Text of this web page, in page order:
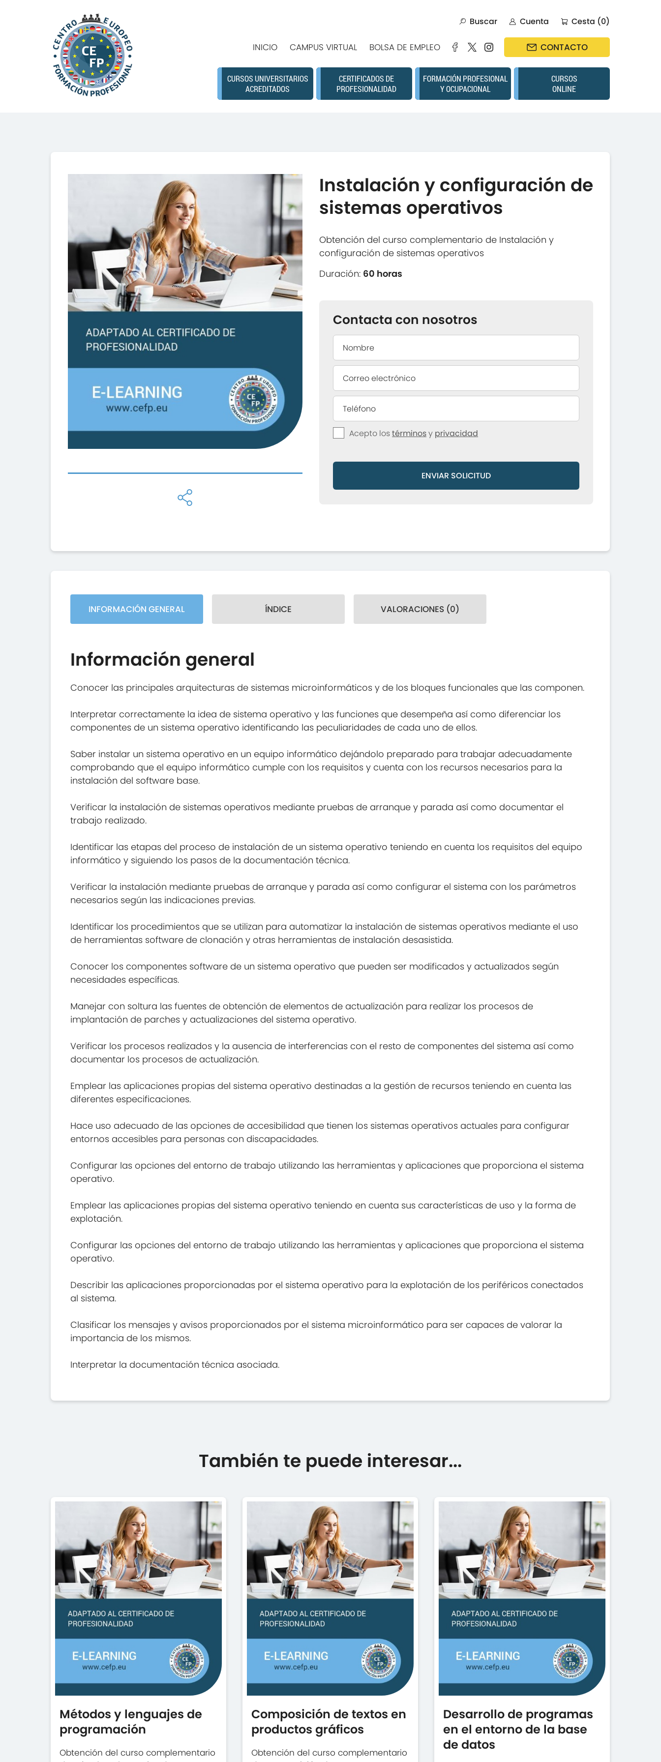
Buscar Cuenta Cesta (0)
INICIO CAMPUS VIRTUAL BOLSA DE EMPLEO CONTACTO
CURSOS UNIVERSITARIOS
ACREDITADOS
CERTIFICADOS DE
PROFESIONALIDAD
FORMACIÓN PROFESIONAL
Y OCUPACIONAL
CURSOS
ONLINE
Instalación y configuración de
sistemas operativos
Obtención del curso complementario de Instalación y
configuración de sistemas operativos
Duración: 60 horas
Contacta con nosotros
Acepto lostérminosy privacidad
ENVIAR SOLICITUD
INFORMACIÓN GENERAL ÍNDICE VALORACIONES (0)
Información general
Conocer las principales arquitecturas de sistemas microinformáticos y de los bloques funcionales que las componen.
Interpretar correctamente la idea de sistema operativo y las funciones que desempeña así como diferenciar los
componentes de un sistema operativo identificando las peculiaridades de cada uno de ellos.
Saber instalar un sistema operativo en un equipo informático dejándolo preparado para trabajar adecuadamente
comprobando que el equipo informático cumple con los requisitos y cuenta con los recursos necesarios para la
instalación del software base.
Verificar la instalación de sistemas operativos mediante pruebas de arranque y parada así como documentar el
trabajo realizado.
Identificar las etapas del proceso de instalación de un sistema operativo teniendo en cuenta los requisitos del equipo
informático y siguiendo los pasos de la documentación técnica.
Verificar la instalación mediante pruebas de arranque y parada así como configurar el sistema con los parámetros
necesarios según las indicaciones previas.
Identificar los procedimientos que se utilizan para automatizar la instalación de sistemas operativos mediante el uso
de herramientas software de clonación y otras herramientas de instalación desasistida.
Conocer los componentes software de un sistema operativo que pueden ser modificados y actualizados según
necesidades específicas.
Manejar con soltura las fuentes de obtención de elementos de actualización para realizar los procesos de
implantación de parches y actualizaciones del sistema operativo.
Verificar los procesos realizados y la ausencia de interferencias con el resto de componentes del sistema así como
documentar los procesos de actualización.
Emplear las aplicaciones propias del sistema operativo destinadas a la gestión de recursos teniendo en cuenta las
diferentes especificaciones.
Hace uso adecuado de las opciones de accesibilidad que tienen los sistemas operativos actuales para configurar
entornos accesibles para personas con discapacidades.
Configurar las opciones del entorno de trabajo utilizando las herramientas y aplicaciones que proporciona el sistema
operativo.
Emplear las aplicaciones propias del sistema operativo teniendo en cuenta sus características de uso y la forma de
explotación.
Configurar las opciones del entorno de trabajo utilizando las herramientas y aplicaciones que proporciona el sistema
operativo.
Describir las aplicaciones proporcionadas por el sistema operativo para la explotación de los periféricos conectados
al sistema.
Clasificar los mensajes y avisos proporcionados por el sistema microinformático para ser capaces de valorar la
importancia de los mismos.
Interpretar la documentación técnica asociada.
También te puede interesar...
Métodos y lenguajes de
programación
Obtención del curso complementario
Composición de textos en
productos gráficos
Obtención del curso complementario
Desarrollo de programas
en el entorno de la base
de datos